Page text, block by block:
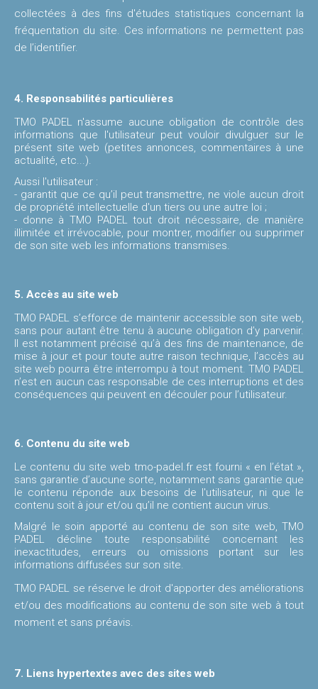
collectées à des fins d'études statistiques concernant la
fréquentation du site. Ces informations ne permettent pas
de l’identifier.
4. Responsabilités particulières
TMO PADEL n'assume aucune obligation de contrôle des
informations que l'utilisateur peut vouloir divulguer sur le
présent site web (petites annonces, commentaires à une
actualité, etc...).
Aussi l'utilisateur :
- garantit que ce qu’il peut transmettre, ne viole aucun droit
de propriété intellectuelle d'un tiers ou une autre loi ;
- donne à TMO PADEL tout droit nécessaire, de manière
illimitée et irrévocable, pour montrer, modifier ou supprimer
de son site web les informations transmises.
5. Accès au site web
TMO PADEL s’efforce de maintenir accessible son site web,
sans pour autant être tenu à aucune obligation d’y parvenir.
Il est notamment précisé qu’à des fins de maintenance, de
mise à jour et pour toute autre raison technique, l’accès au
site web pourra être interrompu à tout moment. TMO PADEL
n’est en aucun cas responsable de ces interruptions et des
conséquences qui peuvent en découler pour l’utilisateur.
6. Contenu du site web
Le contenu du site web tmo-padel.fr est fourni « en l’état »,
sans garantie d’aucune sorte, notamment sans garantie que
le contenu réponde aux besoins de l'utilisateur, ni que le
contenu soit à jour et/ou qu’il ne contient aucun virus.
Malgré le soin apporté au contenu de son site web, TMO
PADEL décline toute responsabilité concernant les
inexactitudes, erreurs ou omissions portant sur les
informations diffusées sur son site.
TMO PADEL se réserve le droit d'apporter des améliorations
et/ou des modifications au contenu de son site web à tout
moment et sans préavis.
7. Liens hypertextes avec des sites web